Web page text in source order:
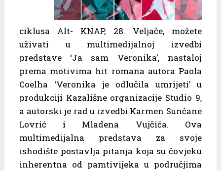
ciklusa Alt- KNAP, 28. Veljače, možete
uživati u multimedijalnoj izvedbi
predstave ‘Ja sam Veronika’, nastaloj
prema motivima hit romana autora Paola
Coelha ‘Veronika je odlučila umrijeti’ u
produkciji Kazališne organizacije Studio 9,
a autorski je rad u izvedbi Karmen Sunčane
Lovrić i Mladena Vujčića. Ova
multimedijalna predstava za svoje
ishodište postavlja pitanja koja su čovjeku
inherentna od pamtivijeka u područjima